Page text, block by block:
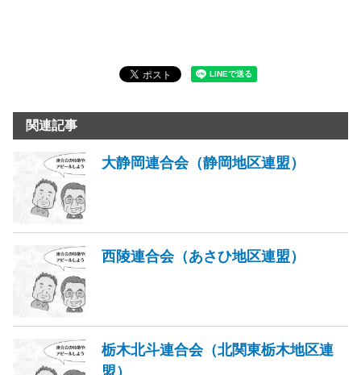
関連記事
大静岡連合会（静岡地区連盟）
西陵連合会（あさひ地区連盟）
栃木北斗連合会（北関東栃木地区連
盟）